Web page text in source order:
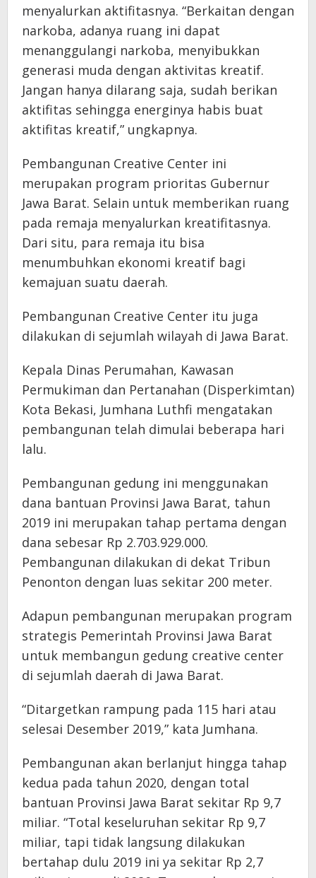
menyalurkan aktifitasnya. “Berkaitan dengan
narkoba, adanya ruang ini dapat
menanggulangi narkoba, menyibukkan
generasi muda dengan aktivitas kreatif.
Jangan hanya dilarang saja, sudah berikan
aktifitas sehingga energinya habis buat
aktifitas kreatif,” ungkapnya.
Pembangunan Creative Center ini
merupakan program prioritas Gubernur
Jawa Barat. Selain untuk memberikan ruang
pada remaja menyalurkan kreatifitasnya.
Dari situ, para remaja itu bisa
menumbuhkan ekonomi kreatif bagi
kemajuan suatu daerah.
Pembangunan Creative Center itu juga
dilakukan di sejumlah wilayah di Jawa Barat.
Kepala Dinas Perumahan, Kawasan
Permukiman dan Pertanahan (Disperkimtan)
Kota Bekasi, Jumhana Luthfi mengatakan
pembangunan telah dimulai beberapa hari
lalu.
Pembangunan gedung ini menggunakan
dana bantuan Provinsi Jawa Barat, tahun
2019 ini merupakan tahap pertama dengan
dana sebesar Rp 2.703.929.000.
Pembangunan dilakukan di dekat Tribun
Penonton dengan luas sekitar 200 meter.
Adapun pembangunan merupakan program
strategis Pemerintah Provinsi Jawa Barat
untuk membangun gedung creative center
di sejumlah daerah di Jawa Barat.
“Ditargetkan rampung pada 115 hari atau
selesai Desember 2019,” kata Jumhana.
Pembangunan akan berlanjut hingga tahap
kedua pada tahun 2020, dengan total
bantuan Provinsi Jawa Barat sekitar Rp 9,7
miliar. “Total keseluruhan sekitar Rp 9,7
miliar, tapi tidak langsung dilakukan
bertahap dulu 2019 ini ya sekitar Rp 2,7